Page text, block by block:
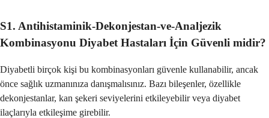
S1. Antihistaminik-Dekonjestan-ve-Analjezik
Kombinasyonu Diyabet Hastaları İçin Güvenli midir?
Diyabetli birçok kişi bu kombinasyonları güvenle kullanabilir, ancak
önce sağlık uzmanınıza danışmalısınız. Bazı bileşenler, özellikle
dekonjestanlar, kan şekeri seviyelerini etkileyebilir veya diyabet
ilaçlarıyla etkileşime girebilir.